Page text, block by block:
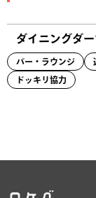
ダイニングダ
バー・ラウンジ
ドッキリ協力